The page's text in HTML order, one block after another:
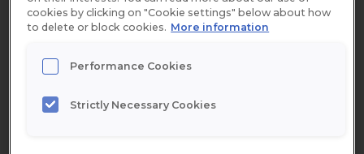
Portioner
cookies by clicking on "Cookie settings" below about how
to delete or block cookies. More information
Performance Cookies
Strictly Necessary Cookies